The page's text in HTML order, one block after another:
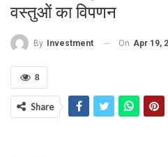
वस्तुओं का विपणन
By Investment On Apr 19,
8
Share